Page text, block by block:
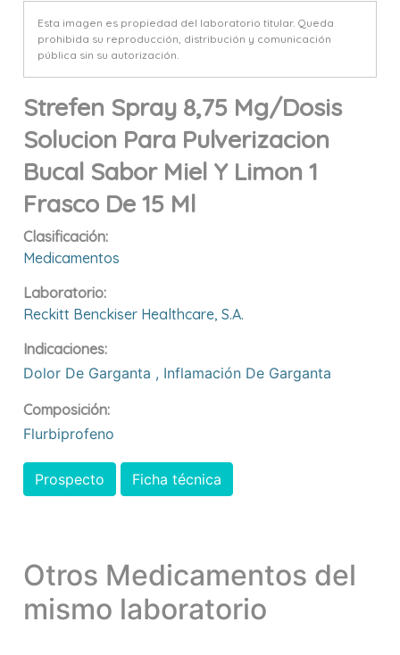
Esta imagen es propiedad del laboratorio titular. Queda
prohibida su reproducción, distribución y comunicación
pública sin su autorización.
Strefen Spray 8,75 Mg/dosis
Solucion Para Pulverizacion
Bucal Sabor Miel Y Limon 1
Frasco De 15 Ml
Clasificación:
Medicamentos
Laboratorio:
Reckitt Benckiser Healthcare, S.a.
Indicaciones:
Dolor De Garganta , Inflamación De Garganta
Composición:
Flurbiprofeno
Prospecto Ficha técnica
Otros Medicamentos del
mismo laboratorio